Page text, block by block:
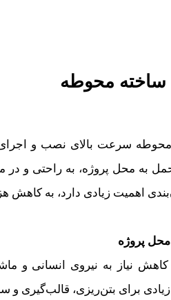
ساخته محوطه
محوطه سرعت بالای نصب و
به محل پروژه، به راحتی و
اهمیت زیادی دارد، به کاهش
محل پروژه
نیاز به نیروی انسانی و
برای بتن‌ریزی، قالب‌گیری و